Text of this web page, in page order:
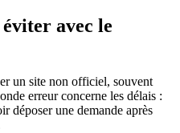
avec le
un site non officiel, souvent
erreur concerne les délais :
déposer une demande après